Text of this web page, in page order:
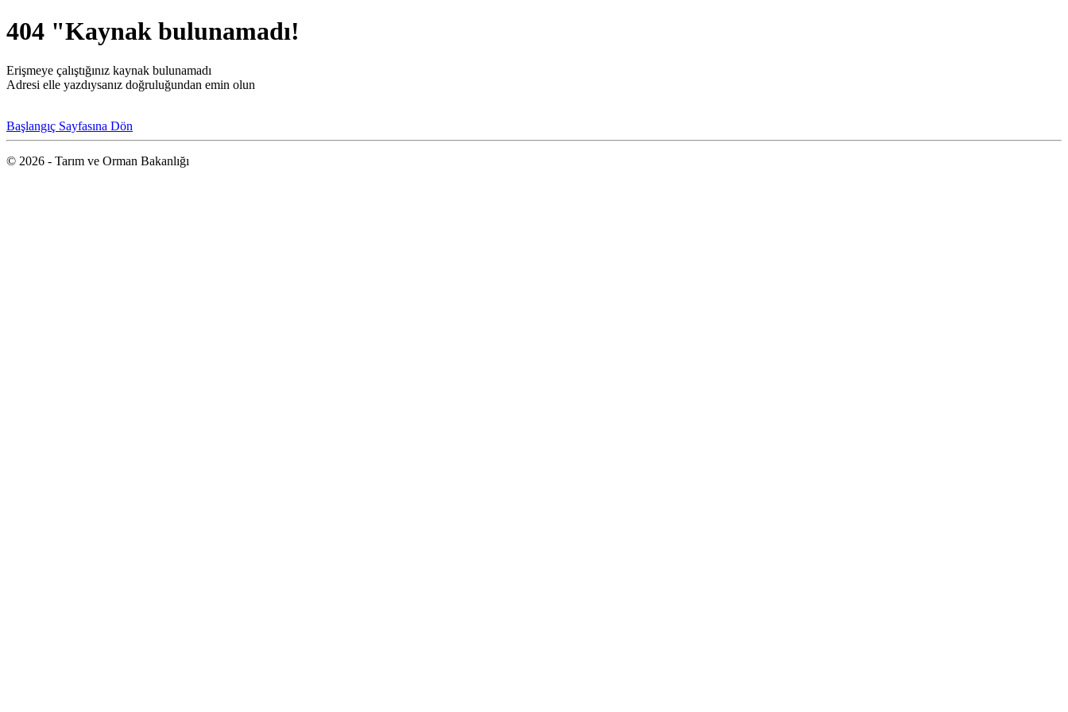
404 "Kaynak bulunamadı!
Erişmeye çalıştığınız kaynak bulunamadı
Adresi elle yazdıysanız doğruluğundan emin olun
Başlangıç Sayfasına Dön
© 2026 - Tarım ve Orman Bakanlığı